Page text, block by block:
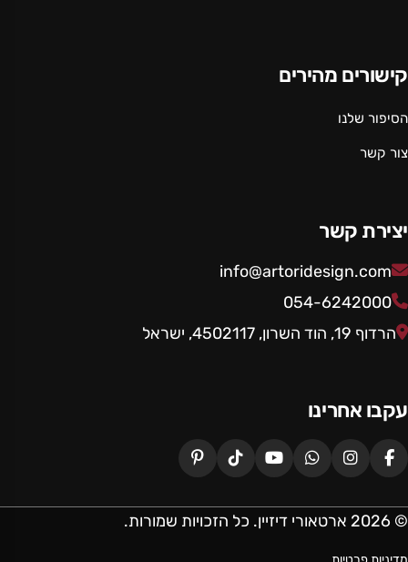
קישורים מהירים
הסיפור שלנו
צור קשר
יצירת קשר
info@artoridesign.com
054-6242000
הרדוף 19, הוד השרון, 4502117, ישראל
עקבו אחרינו
© 2026 ארטאורי דיזיין. כל הזכויות שמורות.